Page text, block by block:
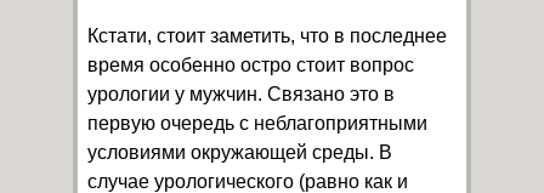
Кстати, стоит заметить, что в последнее
время особенно остро стоит вопрос
урологии у мужчин. Связано это в
первую очередь с неблагоприятными
условиями окружающей среды. В
случае урологического (равно как и